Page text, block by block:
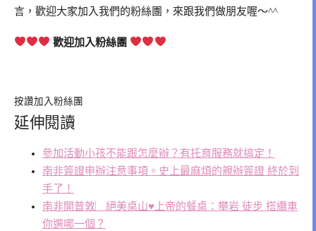
言，歡迎大家加入我們的粉絲團，來跟我們做朋友喔～^^
歡迎加入粉絲團
按讚加入粉絲團
延伸閱讀
參加活動小孩不能跟怎麼辦？有托育服務就搞定！
南非簽證申辦注意事項。史上最麻煩的親辦簽證 終於到
手了！
南非開普敦︳絕美桌山♥上帝的餐桌：攀岩 徒步 搭纜車
你選哪一個？